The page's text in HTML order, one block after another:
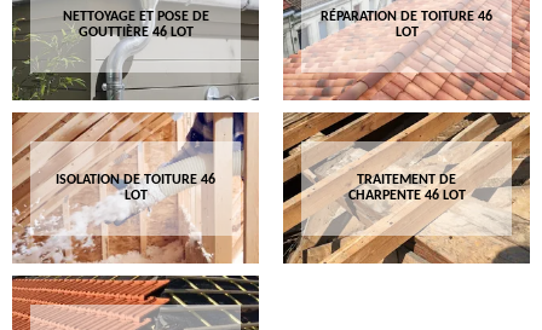
NETTOYAGE ET POSE DE
GOUTTIÈRE 46 LOT
RÉPARATION DE TOITURE 46
LOT
ISOLATION DE TOITURE 46
LOT
TRAITEMENT DE
CHARPENTE 46 LOT